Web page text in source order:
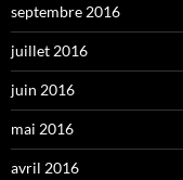
septembre 2016
juillet 2016
juin 2016
mai 2016
avril 2016